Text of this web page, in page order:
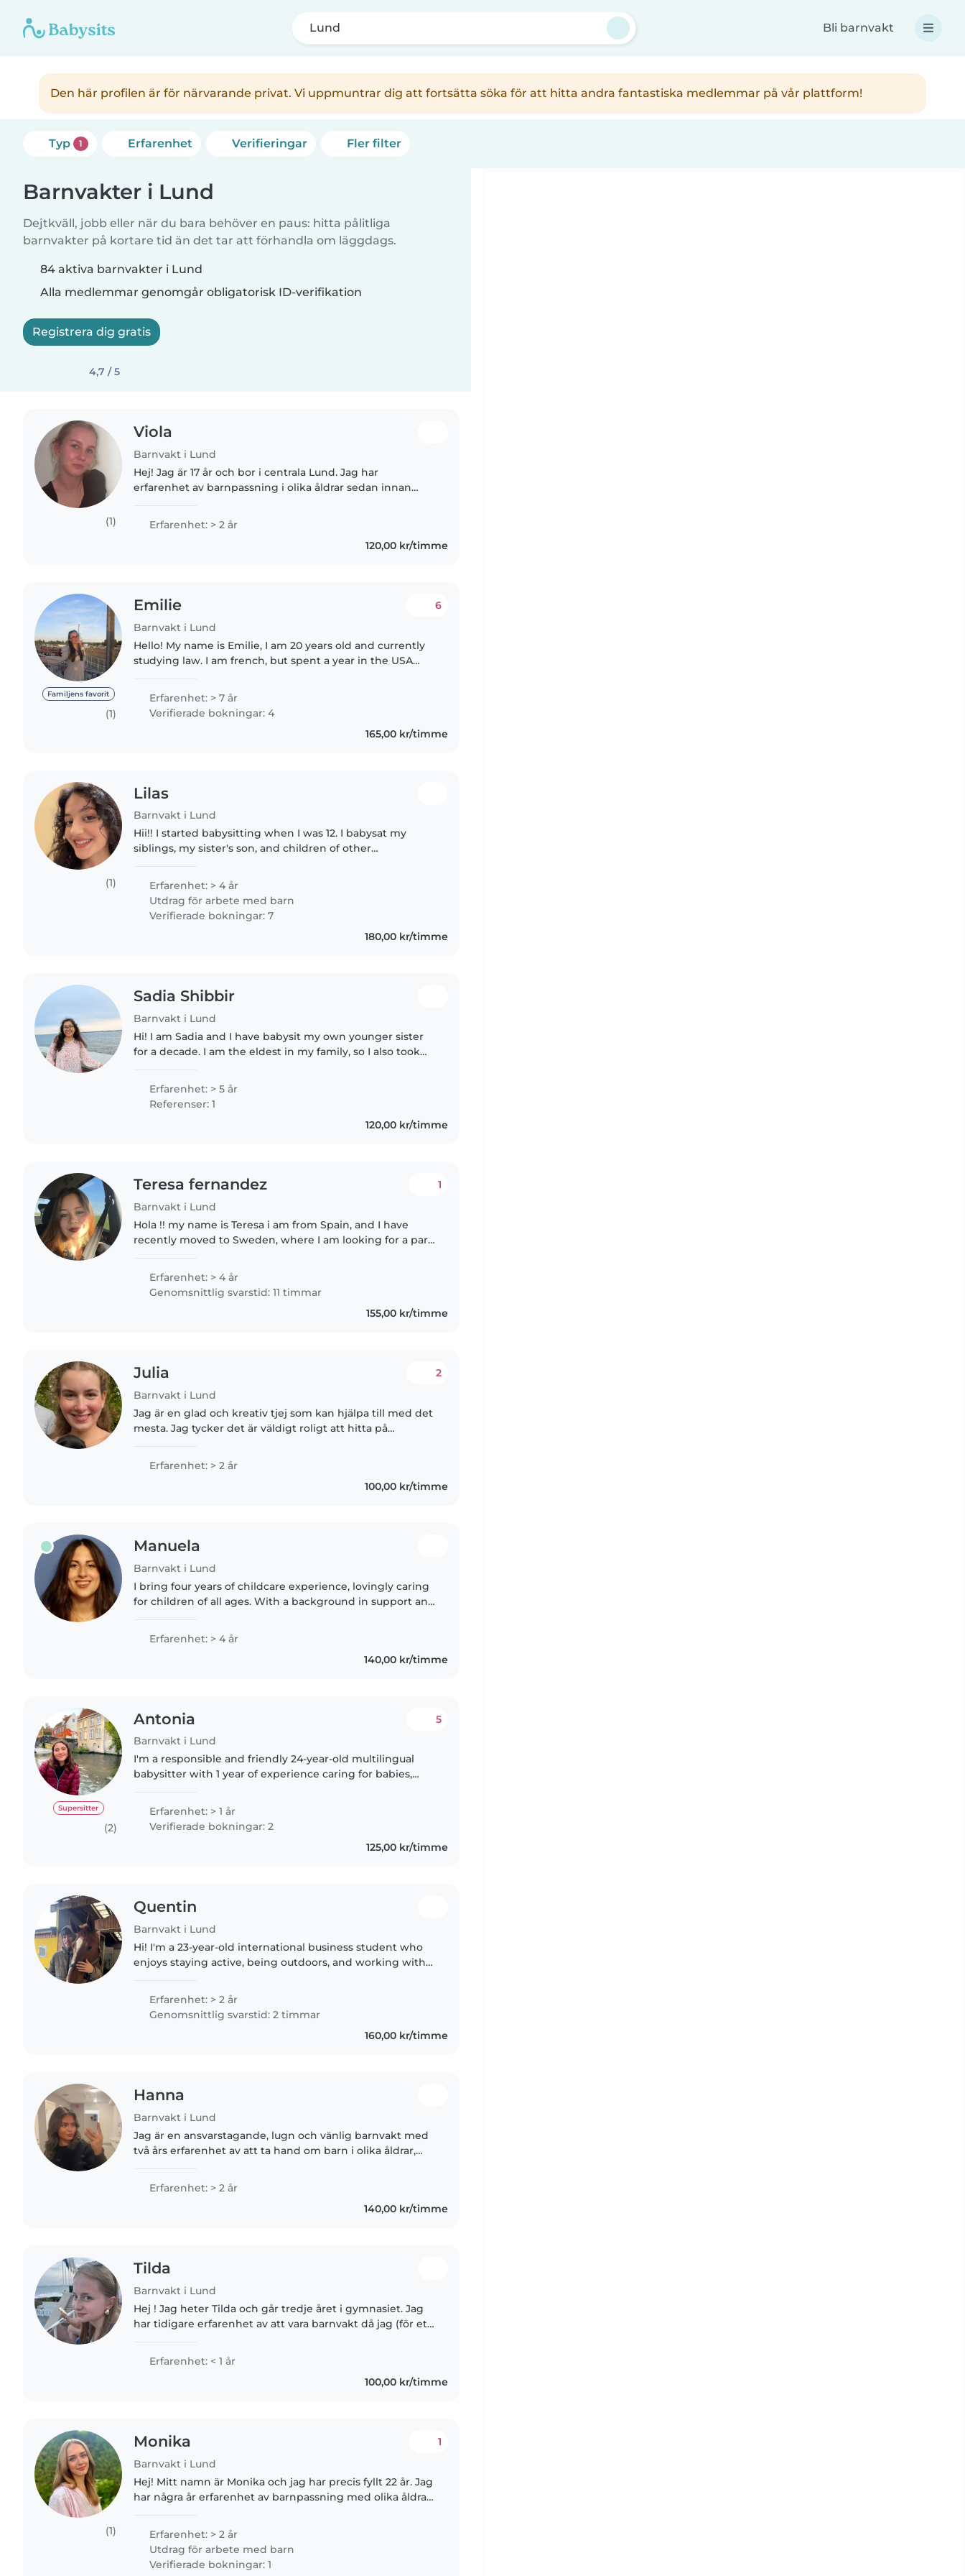
Lund Bli barnvakt
Den här profilen är för närvarande privat. Vi uppmuntrar dig att fortsätta söka för att hitta andra fantastiska medlemmar på vår plattform!
Typ 1 Erfarenhet Verifieringar Fler filter
Barnvakter i Lund
Dejtkväll, jobb eller när du bara behöver en paus: hitta pålitliga
barnvakter på kortare tid än det tar att förhandla om läggdags.
84 aktiva barnvakter i Lund
Alla medlemmar genomgår obligatorisk ID-verifikation
Registrera dig gratis
4,7 / 5
(1)
Viola
Barnvakt i Lund
Hej! Jag är 17 år och bor i centrala Lund. Jag har
erfarenhet av barnpassning i olika åldrar sedan innan
förskola i tre veckor,..
Erfarenhet: > 2 år
120,00 kr/timme
Familjens favorit
(1)
Emilie
Barnvakt i Lund
6
Hello! My name is Emilie, I am 20 years old and currently
studying law. I am french, but spent a year in the USA
Erfarenhet: > 7 år
Verifierade bokningar: 4
165,00 kr/timme
(1)
Lilas
Barnvakt i Lund
Hii!! I started babysitting when I was 12. I babysat my
siblings, my sister's son, and children of other
studying physics engineering...
Erfarenhet: > 4 år
Utdrag för arbete med barn
Verifierade bokningar: 7
180,00 kr/timme
Sadia Shibbir
Barnvakt i Lund
Hi! I am Sadia and I have babysit my own younger sister
for a decade. I am the eldest in my family, so I also took
of home..
Erfarenhet: > 5 år
Referenser: 1
120,00 kr/timme
Teresa fernandez
Barnvakt i Lund
1
Hola !! my name is Teresa i am from Spain, and I have
recently moved to Sweden, where I am looking for a part-
in Ireland,..
Erfarenhet: > 4 år
Genomsnittlig svarstid: 11 timmar
155,00 kr/timme
Julia
Barnvakt i Lund
2
Jag är en glad och kreativ tjej som kan hjälpa till med det
mesta. Jag tycker det är väldigt roligt att hitta på
utomhus. Jag har..
Erfarenhet: > 2 år
100,00 kr/timme
Manuela
Barnvakt i Lund
I bring four years of childcare experience, lovingly caring
for children of all ages. With a background in support and
Erfarenhet: > 4 år
140,00 kr/timme
Supersitter
(2)
Antonia
Barnvakt i Lund
5
I'm a responsible and friendly 24-year-old multilingual
babysitter with 1 year of experience caring for babies,
cooking, chores,..
Erfarenhet: > 1 år
Verifierade bokningar: 2
125,00 kr/timme
Quentin
Barnvakt i Lund
Hi! I'm a 23-year-old international business student who
enjoys staying active, being outdoors, and working with
children. I'm mainly..
Erfarenhet: > 2 år
Genomsnittlig svarstid: 2 timmar
160,00 kr/timme
Hanna
Barnvakt i Lund
Jag är en ansvarstagande, lugn och vänlig barnvakt med
två års erfarenhet av att ta hand om barn i olika åldrar,
arbeta med..
Erfarenhet: > 2 år
140,00 kr/timme
Tilda
Barnvakt i Lund
Hej ! Jag heter Tilda och går tredje året i gymnasiet. Jag
har tidigare erfarenhet av att vara barnvakt då jag (för ett
Erfarenhet: < 1 år
100,00 kr/timme
(1)
Monika
Barnvakt i Lund
1
Hej! Mitt namn är Monika och jag har precis fyllt 22 år. Jag
har några år erfarenhet av barnpassning med olika åldrar,
Erfarenhet: > 2 år
Utdrag för arbete med barn
Verifierade bokningar: 1